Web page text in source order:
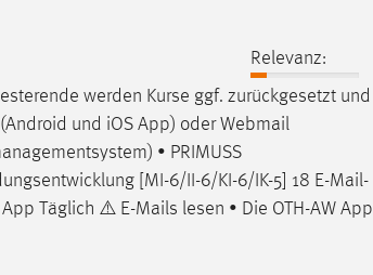
Relevanz:
werden Kurse ggf. zurückgesetzt und
und iOS App) oder Webmail
• PRIMUSS
[MI-6/II-6/KI-6/IK-5] 18 E-Mail-
Täglich ⚠️ E-Mails lesen • Die OTH-AW App